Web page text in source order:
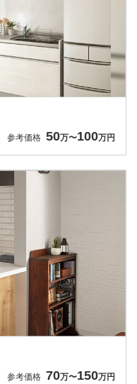
参考価格 50万〜100万円
参考価格 70万〜150万円